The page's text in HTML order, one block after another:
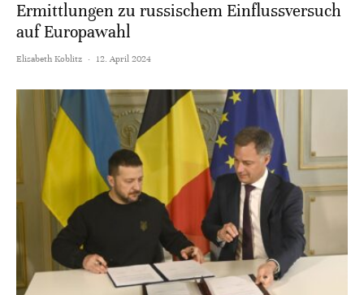
Ermittlungen zu russischem Einflussversuch
auf Europawahl
Elisabeth Koblitz · 12. April 2024